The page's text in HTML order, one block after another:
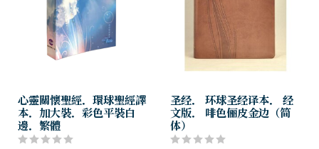
心靈關懷聖經．環球聖經譯
本．加大裝．彩色平裝白
邊．繁體
圣经． 环球圣经译本． 经
文版． 啡色俪皮金边（简
体）